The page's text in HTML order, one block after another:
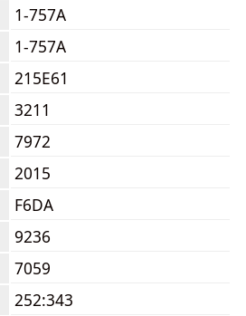
1-757A
1-757A
215E61
3211
7972
2015
F6DA
9236
7059
252:343